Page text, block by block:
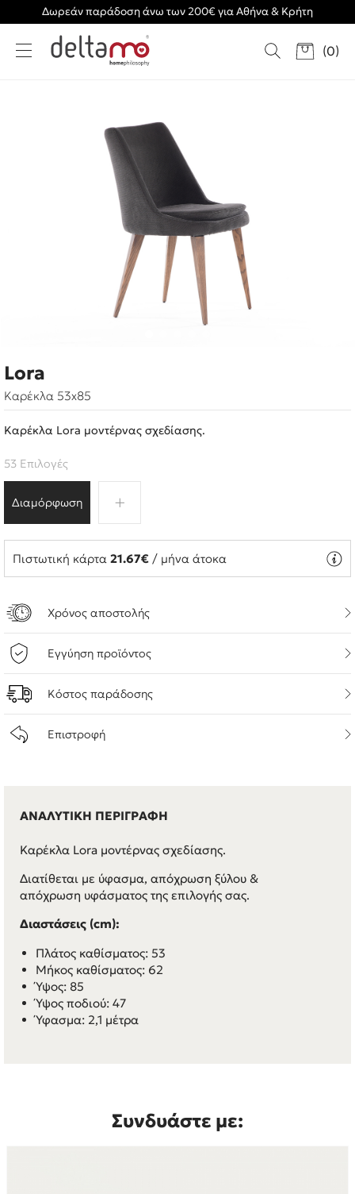
Δωρεάν παράδοση άνω των 200€ για Αθήνα & Κρήτη
(0)
Lora
Καρέκλα 53x85
Καρέκλα Lora μοντέρνας σχεδίασης.
Διαμόρφωση
53 Επιλογές
Πιστωτική κάρτα 21.67€ / μήνα άτοκα
Χρόνος αποστολής
Εγγύηση προϊόντος
Κόστος παράδοσης
Επιστροφή
ΑΝΑΛΥΤΙΚΗ ΠΕΡΙΓΡΑΦΗ
Καρέκλα Lora μοντέρνας σχεδίασης.
Διατίθεται με ύφασμα, απόχρωση ξύλου &
απόχρωση υφάσματος της επιλογής σας.
Διαστάσεις (cm):
Πλάτος καθίσματος: 53
Μήκος καθίσματος: 62
Ύψος: 85
Ύψος ποδιού: 47
Ύφασμα: 2,1 μέτρα
Συνδυάστε με: